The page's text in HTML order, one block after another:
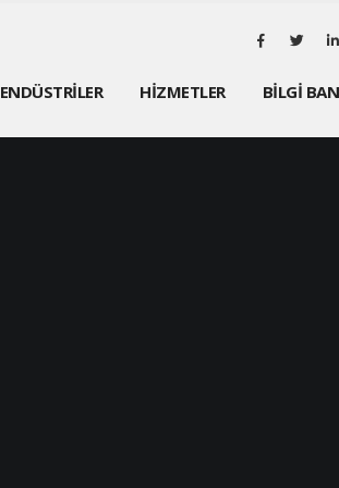
ENDÜSTRİLER HİZMETLER BİLGİ